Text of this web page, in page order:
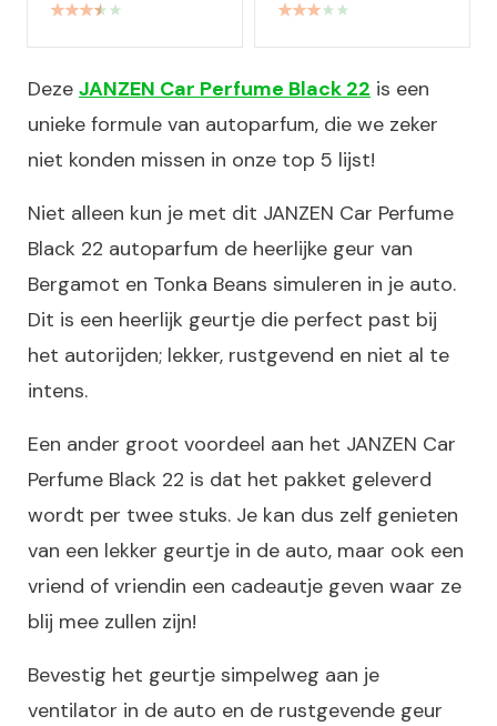
Deze JANZEN Car Perfume Black 22 is een
unieke formule van autoparfum, die we zeker
niet konden missen in onze top 5 lijst!
Niet alleen kun je met dit JANZEN Car Perfume
Black 22 autoparfum de heerlijke geur van
Bergamot en Tonka Beans simuleren in je auto.
Dit is een heerlijk geurtje die perfect past bij
het autorijden; lekker, rustgevend en niet al te
intens.
Een ander groot voordeel aan het JANZEN Car
Perfume Black 22 is dat het pakket geleverd
wordt per twee stuks. Je kan dus zelf genieten
van een lekker geurtje in de auto, maar ook een
vriend of vriendin een cadeautje geven waar ze
blij mee zullen zijn!
Bevestig het geurtje simpelweg aan je
ventilator in de auto en de rustgevende geur